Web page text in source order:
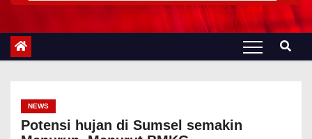
NEWS
Potensi hujan di Sumsel semakin